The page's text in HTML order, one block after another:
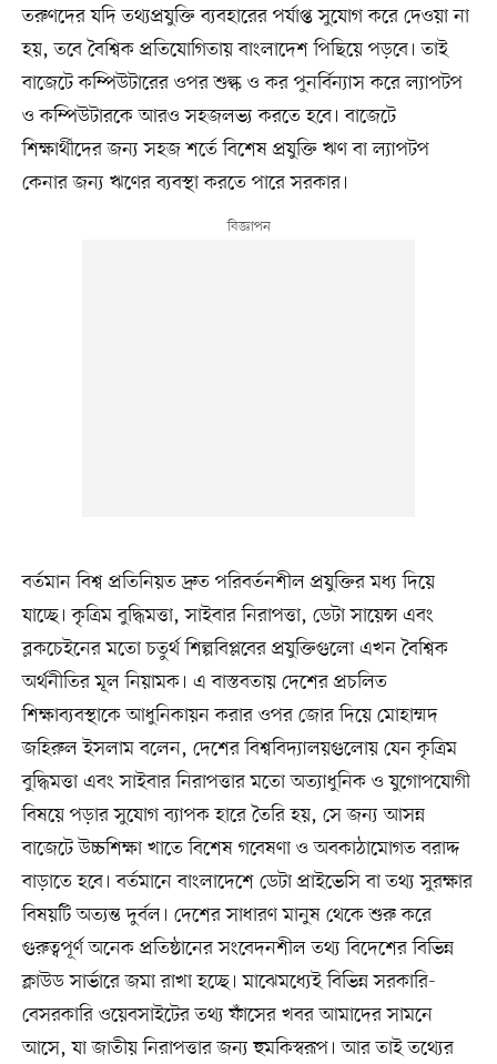
তরুণদের যদি তথ্যপ্রযুক্তি ব্যবহারের পর্যাপ্ত সুযোগ করে দেওয়া না
হয়, তবে বৈশ্বিক প্রতিযোগিতায় বাংলাদেশ পিছিয়ে পড়বে। তাই
বাজেটে কম্পিউটারের ওপর শুল্ক ও কর পুনর্বিন্যাস করে ল্যাপটপ
ও কম্পিউটারকে আরও সহজলভ্য করতে হবে। বাজেটে
শিক্ষার্থীদের জন্য সহজ শর্তে বিশেষ প্রযুক্তি ঋণ বা ল্যাপটপ
কেনার জন্য ঋণের ব্যবস্থা করতে পারে সরকার।
বর্তমান বিশ্ব প্রতিনিয়ত দ্রুত পরিবর্তনশীল প্রযুক্তির মধ্য দিয়ে
যাচ্ছে। কৃত্রিম বুদ্ধিমত্তা, সাইবার নিরাপত্তা, ডেটা সায়েন্স এবং
ব্লকচেইনের মতো চতুর্থ শিল্পবিপ্লবের প্রযুক্তিগুলো এখন বৈশ্বিক
অর্থনীতির মূল নিয়ামক। এ বাস্তবতায় দেশের প্রচলিত
শিক্ষাব্যবস্থাকে আধুনিকায়ন করার ওপর জোর দিয়ে মোহাম্মদ
জহিরুল ইসলাম বলেন, দেশের বিশ্ববিদ্যালয়গুলোয় যেন কৃত্রিম
বুদ্ধিমত্তা এবং সাইবার নিরাপত্তার মতো অত্যাধুনিক ও যুগোপযোগী
বিষয়ে পড়ার সুযোগ ব্যাপক হারে তৈরি হয়, সে জন্য আসন্ন
বাজেটে উচ্চশিক্ষা খাতে বিশেষ গবেষণা ও অবকাঠামোগত বরাদ্দ
বাড়াতে হবে। বর্তমানে বাংলাদেশে ডেটা প্রাইভেসি বা তথ্য সুরক্ষার
বিষয়টি অত্যন্ত দুর্বল। দেশের সাধারণ মানুষ থেকে শুরু করে
গুরুত্বপূর্ণ অনেক প্রতিষ্ঠানের সংবেদনশীল তথ্য বিদেশের বিভিন্ন
ক্লাউড সার্ভারে জমা রাখা হচ্ছে। মাঝেমধ্যেই বিভিন্ন সরকারি-
বেসরকারি ওয়েবসাইটের তথ্য ফাঁসের খবর আমাদের সামনে
আসে, যা জাতীয় নিরাপত্তার জন্য হুমকিস্বরূপ। আর তাই তথ্যের